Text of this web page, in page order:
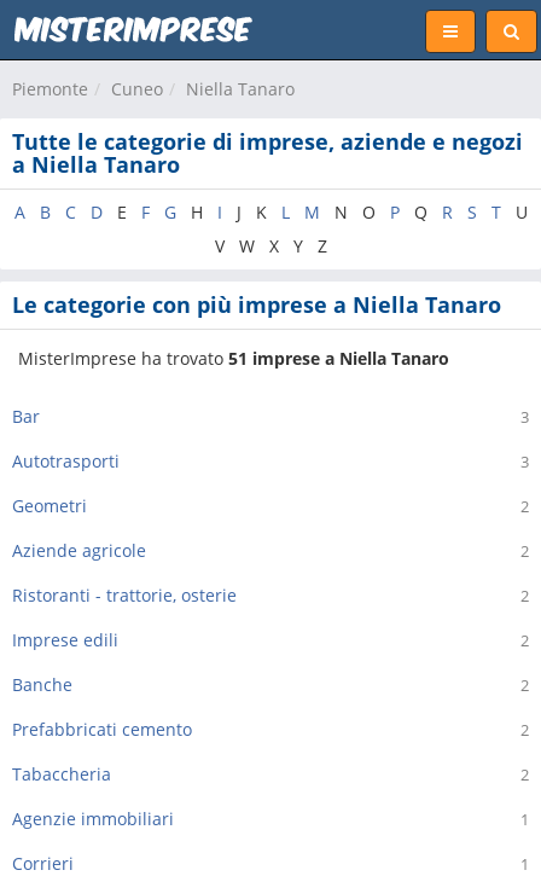
Piemonte Cuneo Niella Tanaro
Tutte le categorie di imprese, aziende e negozi
a Niella Tanaro
A B C D E F G H I J K L M N O P Q R S T
U
V
W X Y Z
Le categorie con più imprese a Niella Tanaro
MisterImprese ha trovato 51 imprese a Niella Tanaro
3
Bar
3
Autotrasporti
2
Geometri
2
Aziende agricole
2
Ristoranti - trattorie, osterie
2
Imprese edili
2
Banche
2
Prefabbricati cemento
2
Tabaccheria
1
Agenzie immobiliari
1
Corrieri